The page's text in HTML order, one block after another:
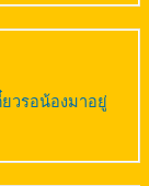
วรอน้องมาอยู่